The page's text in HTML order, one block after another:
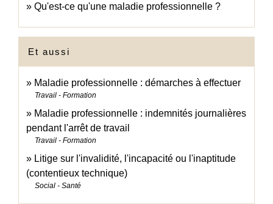
Qu'est-ce qu'une maladie professionnelle ?
Et aussi
Maladie professionnelle : démarches à effectuer
Travail - Formation
Maladie professionnelle : indemnités journalières
pendant l'arrêt de travail
Travail - Formation
Litige sur l'invalidité, l'incapacité ou l'inaptitude
(contentieux technique)
Social - Santé